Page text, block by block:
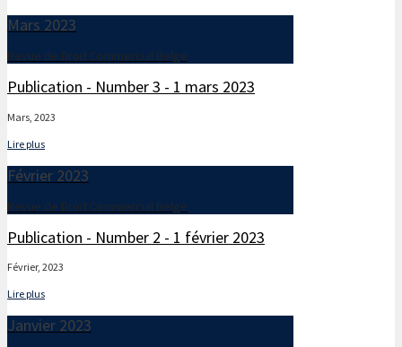
Mars 2023
Revue de Droit Commercial Belge
Publication - Number 3 - 1 mars 2023
Mars, 2023
Lire plus
Février 2023
Revue de Droit Commercial Belge
Publication - Number 2 - 1 février 2023
Février, 2023
Lire plus
Janvier 2023